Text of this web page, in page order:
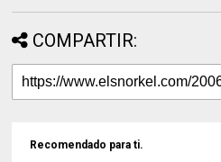
COMPARTIR:
Recomendado para ti.